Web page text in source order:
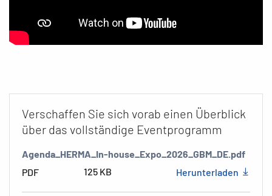
Verschaffen Sie sich vorab einen Überblick
über das vollständige Eventprogramm
Agenda_HERMA_In-house_Expo_2026_GBM_DE.pdf
PDF
125 KB Herunterladen